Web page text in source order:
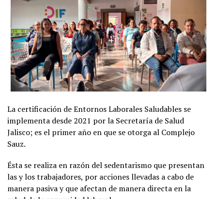
La certificación de Entornos Laborales Saludables se
implementa desde 2021 por la Secretaría de Salud
Jalisco; es el primer año en que se otorga al Complejo
Sauz.
Ésta se realiza en razón del sedentarismo que presentan
las y los trabajadores, por acciones llevadas a cabo de
manera pasiva y que afectan de manera directa en la